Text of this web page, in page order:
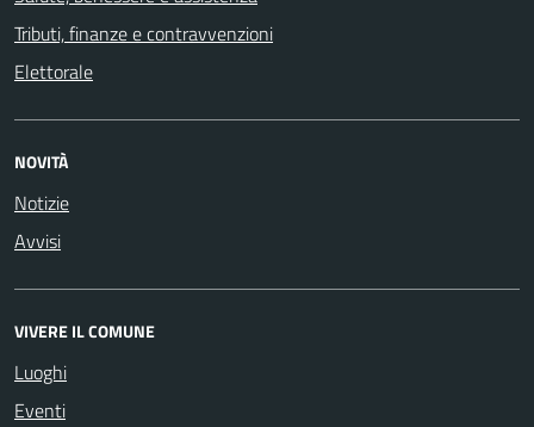
Tributi, finanze e contravvenzioni
Elettorale
NOVITÀ
Notizie
Avvisi
VIVERE IL COMUNE
Luoghi
Eventi